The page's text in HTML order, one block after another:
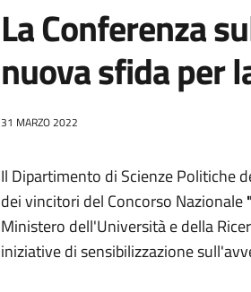
La Conferenza
nuova sfida per
31 MARZO 2022
Il Dipartimento di Scienze Politiche
dei vincitori del Concorso Nazionale
Ministero dell'Università e della
iniziative di sensibilizzazione